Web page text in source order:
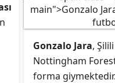
Gonzalo Jara,
Nottingham
forma giymektedir.